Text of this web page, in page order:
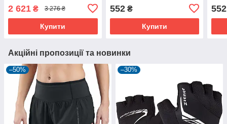
2 621 ₴ 3 276 ₴
Купити
552₴
Купити
552
Акційні пропозиції та новинки
–50% –30%